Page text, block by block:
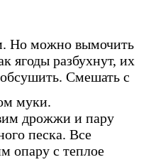
Но можно вымочить
ягоды разбухнут, их
Смешать с
муки.
дрожжи и пару
песка. Все
опару с теплое